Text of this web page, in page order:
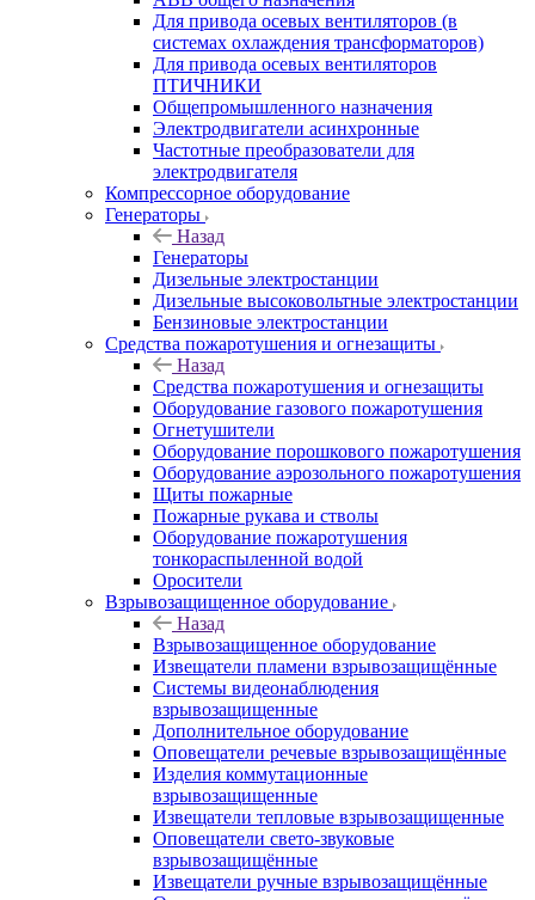
Для привода осевых вентиляторов (в
системах охлаждения трансформаторов)
Для привода осевых вентиляторов
ПТИЧНИКИ
Общепромышленного назначения
Электродвигатели асинхронные
Частотные преобразователи для
электродвигателя
Компрессорное оборудование
Генераторы
Назад
Генераторы
Дизельные электростанции
Дизельные высоковольтные электростанции
Бензиновые электростанции
Средства пожаротушения и огнезащиты
Назад
Средства пожаротушения и огнезащиты
Оборудование газового пожаротушения
Огнетушители
Оборудование порошкового пожаротушения
Оборудование аэрозольного пожаротушения
Щиты пожарные
Пожарные рукава и стволы
Оборудование пожаротушения
тонкораспыленной водой
Оросители
Взрывозащищенное оборудование
Назад
Взрывозащищенное оборудование
Извещатели пламени взрывозащищённые
Системы видеонаблюдения
взрывозащищенные
Дополнительное оборудование
Оповещатели речевые взрывозащищённые
Изделия коммутационные
взрывозащищенные
Извещатели тепловые взрывозащищенные
Оповещатели свето-звуковые
взрывозащищённые
Извещатели ручные взрывозащищённые